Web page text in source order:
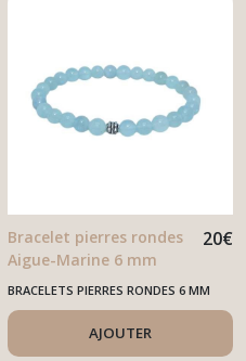
Bracelet pierres rondes
Aigue-Marine 6 mm
20€
BRACELETS PIERRES RONDES 6 MM
AJOUTER